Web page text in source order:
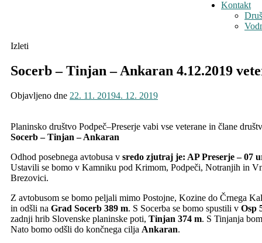
Kontakt
Izleti
Socerb – Tinjan – Ankaran 4.12.2019
Objavljeno dne 22. 11. 20194. 12. 2019
Planinsko društvo Podpeč–Preserje vabi vse veterane in člane
Socerb – Tinjan – Ankaran
Odhod posebnega avtobusa v sredo zjutraj je: AP Preserje – 07
Ustavili se bomo v Kamniku pod Krimom, Podpeči, Notranjih in
Brezovici.
Z avtobusom se bomo peljali mimo Postojne, Kozine do Črnega
in odšli na Grad Socerb 389 m. S Socerba se bomo spustili v Osp
zadnji hrib Slovenske planinske poti, Tinjan 374 m. S Tinjanja
Nato bomo odšli do končnega cilja Ankaran.